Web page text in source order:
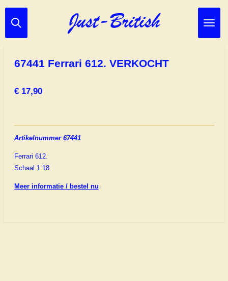
Ga
direct
67441 Ferrari 612. VERKOCHT
€ 17,90
Artikelnummer 67441
Ferrari 612.
Schaal 1:18
Meer informatie / bestel nu